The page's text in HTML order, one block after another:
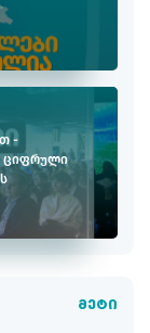
-
ციფრული
მეტი